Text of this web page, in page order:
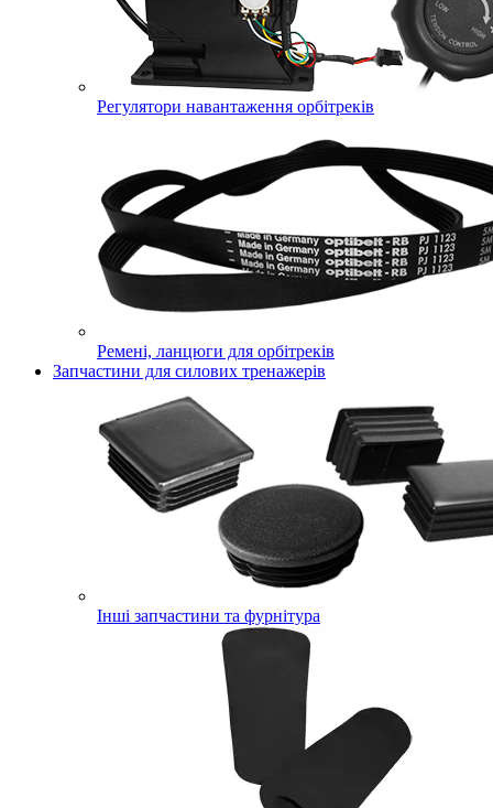
Регулятори навантаження орбітреків
Ремені, ланцюги для орбітреків
Запчастини для силових тренажерів
Інші запчастини та фурнітура